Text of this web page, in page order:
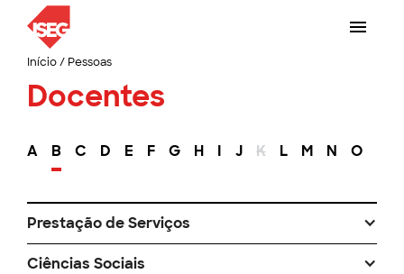
Início/ Pessoas
Docentes
A B C D E F G H I J K L M N O
Prestação de Serviços
Ciências Sociais